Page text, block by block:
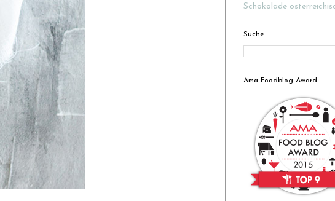
Schokolade
Suche
Ama Foodblog Award